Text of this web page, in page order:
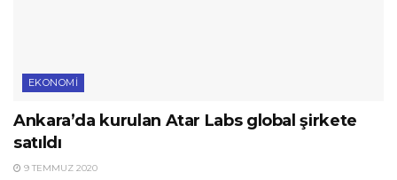
EKONOMI
Ankara’da kurulan Atar Labs global şirkete
satıldı
9 TEMMUZ 2020